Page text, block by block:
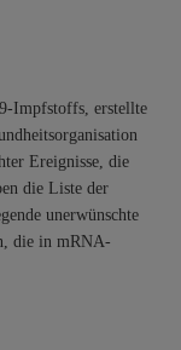
Impfstoffs, erstellte
Ereignisse, die
die Liste der
unerwünschte
die in mRNA-